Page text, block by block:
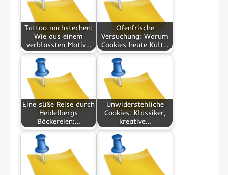
Tattoo nachstechen:
Wie aus einem
verblassten Motiv…
Ofenfrische
Versuchung: Warum
Cookies heute Kult…
Eine süße Reise durch
Heidelbergs
Bäckereien:…
Unwiderstehliche
Cookies: Klassiker,
kreative…